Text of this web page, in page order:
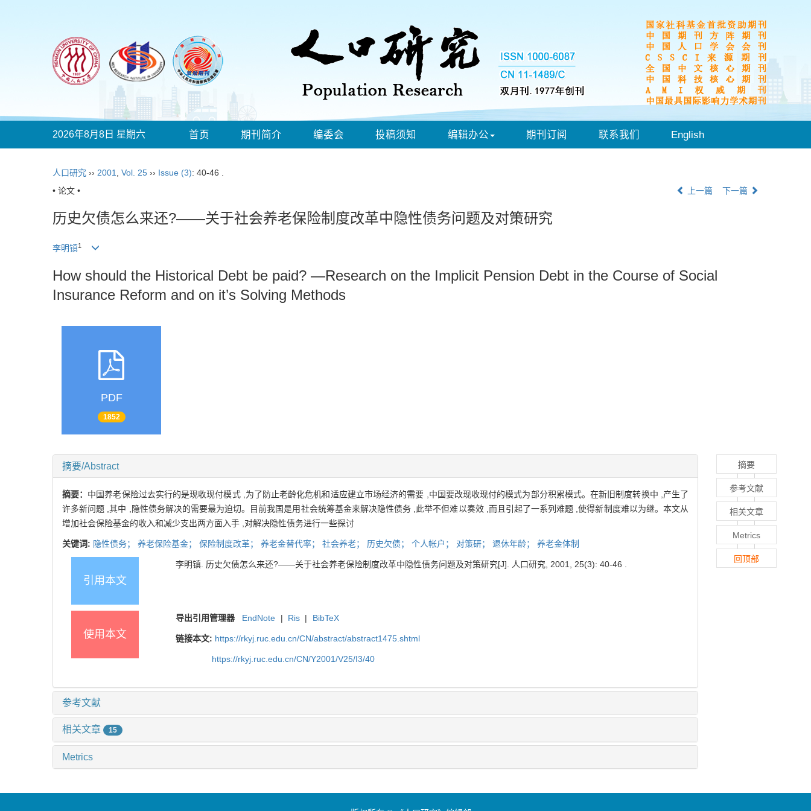
2026年8月8日 星期六 首页 期刊简介 编委会 投稿须知 编辑办公 期刊订阅 联系我们 English
人口研究 ›› 2001 Vol. 25 ›› Issue (3): 40-46 .
• 论文 •
上一篇 下一篇
历史欠债怎么来还?——关于社会养老保险制度改革中隐性债务问题及对策研究
李明镇1
How should the Historical Debt be paid? —Research on the Implicit Pension Debt in the Course of Social
Insurance Reform and on it’s Solving Methods
PDF
1852
摘要/Abstract
摘要： 中国养老保险过去实行的是现收现付模式 ,为了防止老龄化危机和适应建立市场经济的需要 ,中国要改现收现付的模式为部分积累模式。在新旧制度转换中 ,产生了
许多新问题 ,其中 ,隐性债务解决的需要最为迫切。目前我国是用社会统筹基金来解决隐性债务 ,此举不但难以奏效 ,而且引起了一系列难题 ,使得新制度难以为继。本文从
增加社会保险基金的收入和减少支出两方面入手 ,对解决隐性债务进行一些探讨
关键词: 隐性债务； 养老保险基金； 保险制度改革； 养老金替代率； 社会养老； 历史欠债； 个人帐户； 对策研； 退休年龄； 养老金体制
引用本文
李明镇. 历史欠债怎么来还?——关于社会养老保险制度改革中隐性债务问题及对策研究[J]. 人口研究, 2001, 25(3): 40-46 .
使用本文
导出引用管理器 EndNote | Ris | BibTeX
链接本文: https://rkyj.ruc.edu.cn/CN/abstract/abstract1475.shtml
https://rkyj.ruc.edu.cn/CN/Y2001/V25/I3/40
参考文献
相关文章 15
Metrics
摘要
参考文献
相关文章
Metrics
回顶部